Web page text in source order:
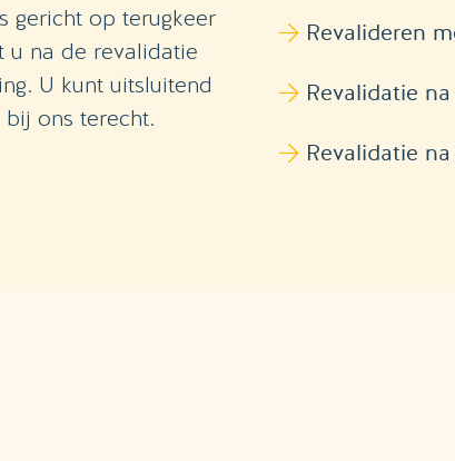
gericht op terugkeer
u na de revalidatie
U kunt uitsluitend
ons terecht.
Revalideren
Revalidatie
Revalidatie